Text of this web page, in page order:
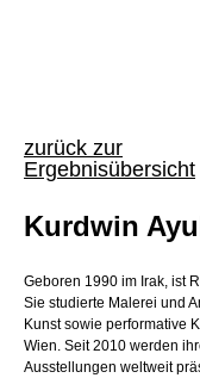
zurück zur
Ergebnisübersicht
Kurdwin
Geboren 1990 im Irak, ist
Sie studierte Malerei und
Kunst sowie performative
Wien. Seit 2010 werden
Ausstellungen weltweit